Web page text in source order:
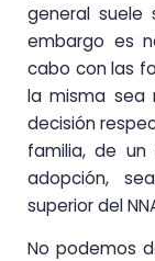
general suele
embargo es
cabo con las
la misma
decisión
familia, de
adopción,
superior del
No podemos